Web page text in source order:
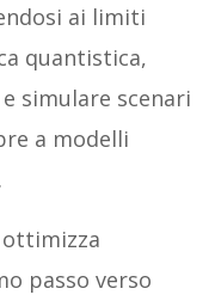
ai limiti
quantistica,
simulare scenari
a modelli
passo verso